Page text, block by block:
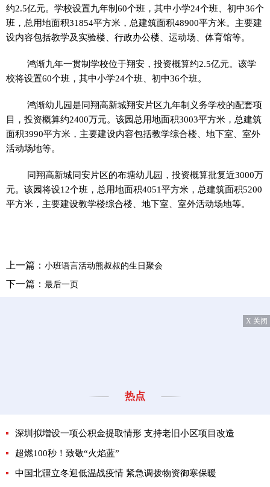
约2.5亿元。学校设置九年制60个班，其中小学24个班、初中36个
班，总用地面积31854平方米，总建筑面积48900平方米。主要建
设内容包括教学及实验楼、行政办公楼、运动场、体育馆等。
鸿渐九年一贯制学校位于翔安，投资概算约2.5亿元。该学
校将设置60个班，其中小学24个班、初中36个班。
鸿渐幼儿园是同翔高新城翔安片区九年制义务学校的配套项
目，投资概算约2400万元。该园总用地面积3003平方米，总建筑
面积3990平方米，主要建设内容包括教学综合楼、地下室、室外
活动场地等。
同翔高新城同安片区的布塘幼儿园，投资概算批复近3000万
元。该园将设12个班，总用地面积4051平方米，总建筑面积5200
平方米，主要建设教学楼综合楼、地下室、室外活动场地等。
上一篇： 小班语言活动熊叔叔的生日聚会
下一篇： 最后一页
X 关闭
热点
深圳拟增设一项公积金提取情形 支持老旧小区项目改造
超燃100秒！致敬“火焰蓝”
中国北疆立冬迎低温战疫情 紧急调拨物资御寒保暖